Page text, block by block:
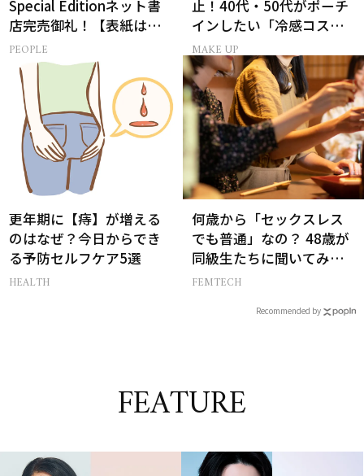
Special Editionネット書
店完売御礼！【表紙は加
藤あいさん＆菊池風磨さ
ん】
PEOPLE
止！40代・50代がポーチ
インしたい「冷感コス
メ」5選
MAKE UP
更年期に【痔】が増える
のはなぜ？今日からでき
る予防セルフケア5選
HEALTH
何歳から「セックスレス
でも普通」なの？ 48歳が
同級生たちに聞いてみた
ら…
FEMTECH
Recommended by
FEATURE